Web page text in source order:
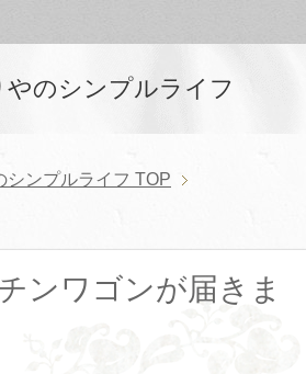
のシンプルライフ
シンプルライフ TOP
ンワゴンが届きま